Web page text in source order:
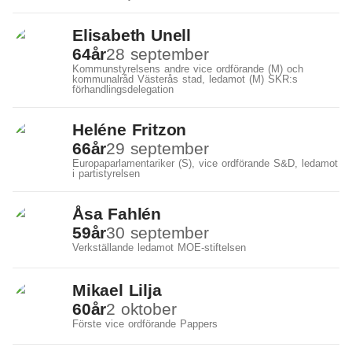
Elisabeth Unell
64år28 september
Kommunstyrelsens andre vice ordförande (M) och
kommunalråd Västerås stad, ledamot (M) SKR:s
förhandlingsdelegation
Heléne Fritzon
66år29 september
Europaparlamentariker (S), vice ordförande S&D, ledamot
i partistyrelsen
Åsa Fahlén
59år30 september
Verkställande ledamot MOE-stiftelsen
Mikael Lilja
60år2 oktober
Förste vice ordförande Pappers